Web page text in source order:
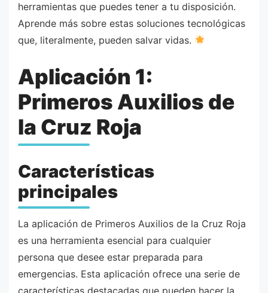
herramientas que puedes tener a tu disposición.
Aprende más sobre estas soluciones tecnológicas
que, literalmente, pueden salvar vidas.
Aplicación 1:
Primeros Auxilios de
la Cruz Roja
Características
principales
La aplicación de Primeros Auxilios de la Cruz Roja
es una herramienta esencial para cualquier
persona que desee estar preparada para
emergencias. Esta aplicación ofrece una serie de
características destacadas que pueden hacer la